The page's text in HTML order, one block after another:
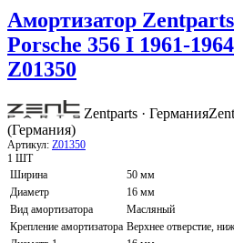
Амортизатор
Porsche 356 I 1961-
Z01350
Zentparts · Германия
(Германия)
Артикул: Z01350
1 ШТ
Ширина
50 мм
Диаметр
16 мм
Вид амортизатора
Масляный
Крепление амортизатора Верхнее отверстие,